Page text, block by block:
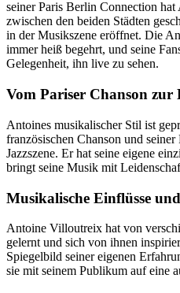
seiner Paris Berlin Connection
zwischen den beiden Städten
in der Musikszene eröffnet. Die
immer heiß begehrt, und seine
Gelegenheit, ihn live zu sehen.
Vom Pariser Chanson zur
Antoines musikalischer Stil ist
französischen Chanson und
Jazzszene. Er hat seine eigene
bringt seine Musik mit
Musikalische Einflüsse
Antoine Villoutreix hat von
gelernt und sich von ihnen
Spiegelbild seiner eigenen
sie mit seinem Publikum auf eine